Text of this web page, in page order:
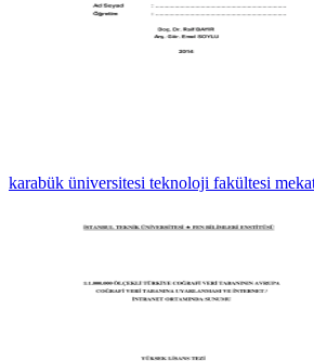
karabük üniversitesi teknoloji fakültesi